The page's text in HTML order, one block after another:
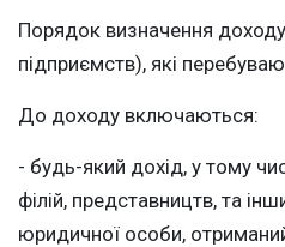
Порядок визначення
підприємств), які
До доходу включаються:
- будь-який дохід, у тому
філій, представництв, та
юридичної особи,